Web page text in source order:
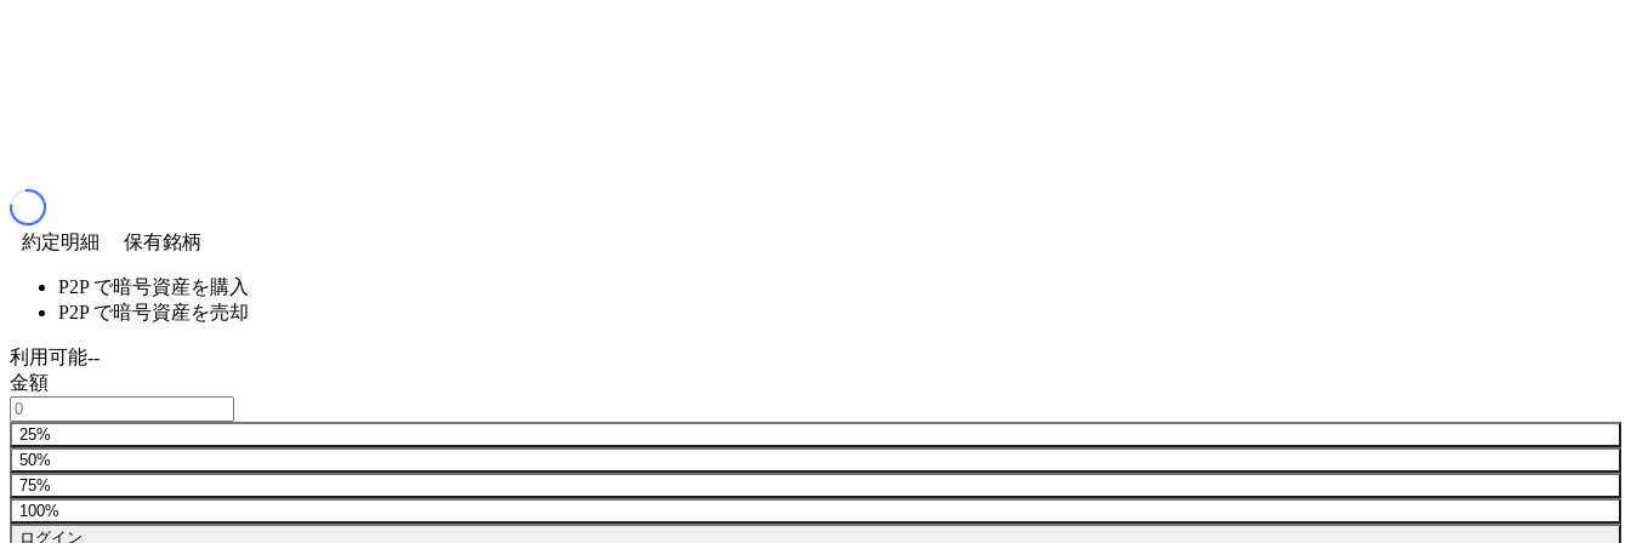
約定明細 保有銘柄
P2P で暗号資産を購入
P2P で暗号資産を売却
利用可能--
金額
25%
50%
75%
100%
ログイン